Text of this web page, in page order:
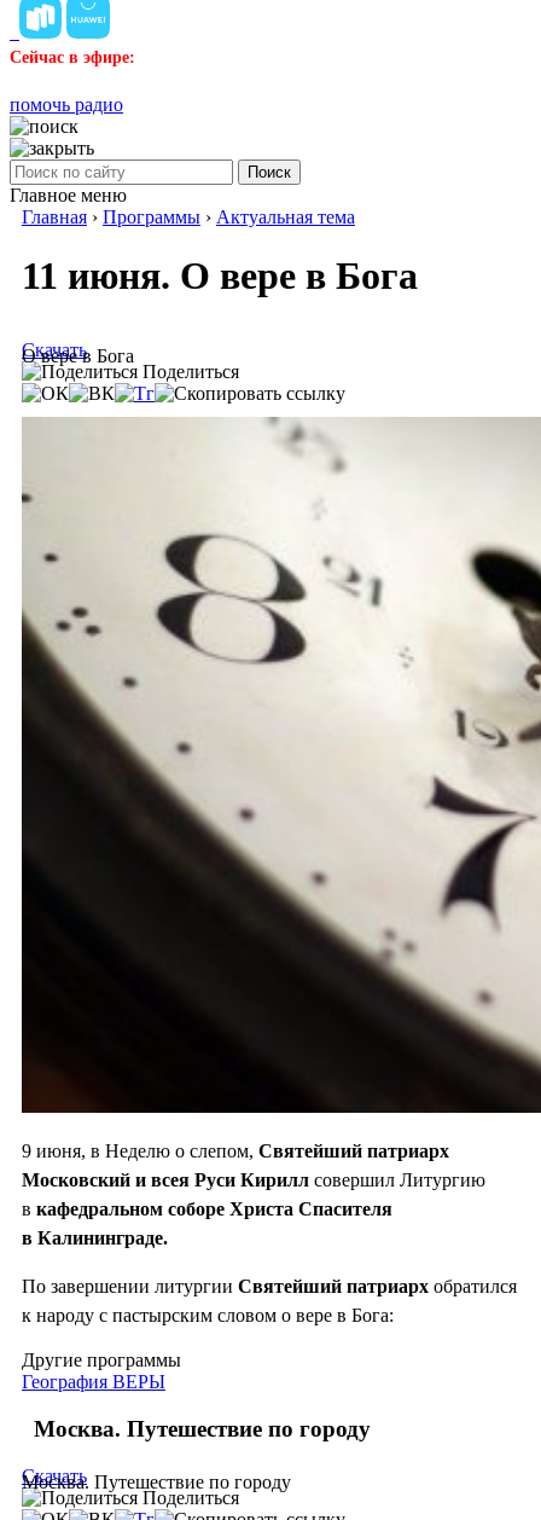
Сейчас в эфире:
помочь радио
Поиск
Главное меню
Главная › Программы › Актуальная тема
11 июня. О вере в Бога
О вере в Бога
Скачать
Поделиться
9 июня, в Неделю о слепом, Святейший патриарх
Московский и всея Руси Кирилл совершил Литургию
в кафедральном соборе Христа Спасителя
в Калининграде.
По завершении литургии Святейший патриарх обратился
к народу с пастырским словом о вере в Бога:
Другие программы
География ВЕРЫ
Москва. Путешествие по городу
Москва. Путешествие по городу
Скачать
Поделиться